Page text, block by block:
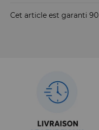
Cet article est garanti